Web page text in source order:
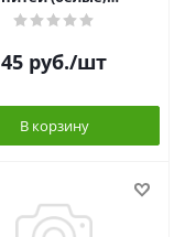
черные,серые)
45 руб./шт
В корзину